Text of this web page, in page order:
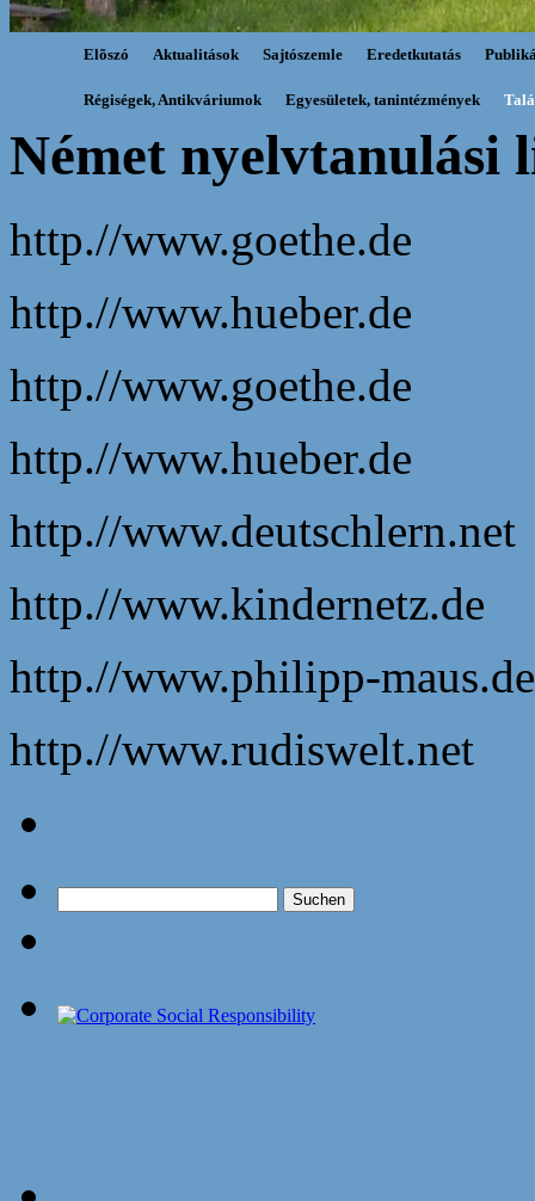
Elõszó Aktualitások Sajtószemle Eredetkutatás
Régiségek, Antikváriumok Egyesületek, tanintézmények
Német nyelvtanulási
http.//www.goethe.de
http.//www.hueber.de
http.//www.goethe.de
http.//www.hueber.de
http.//www.deutschlern.net
http.//www.kindernetz.de
http.//www.philipp-maus.de
http.//www.rudiswelt.net
nach: